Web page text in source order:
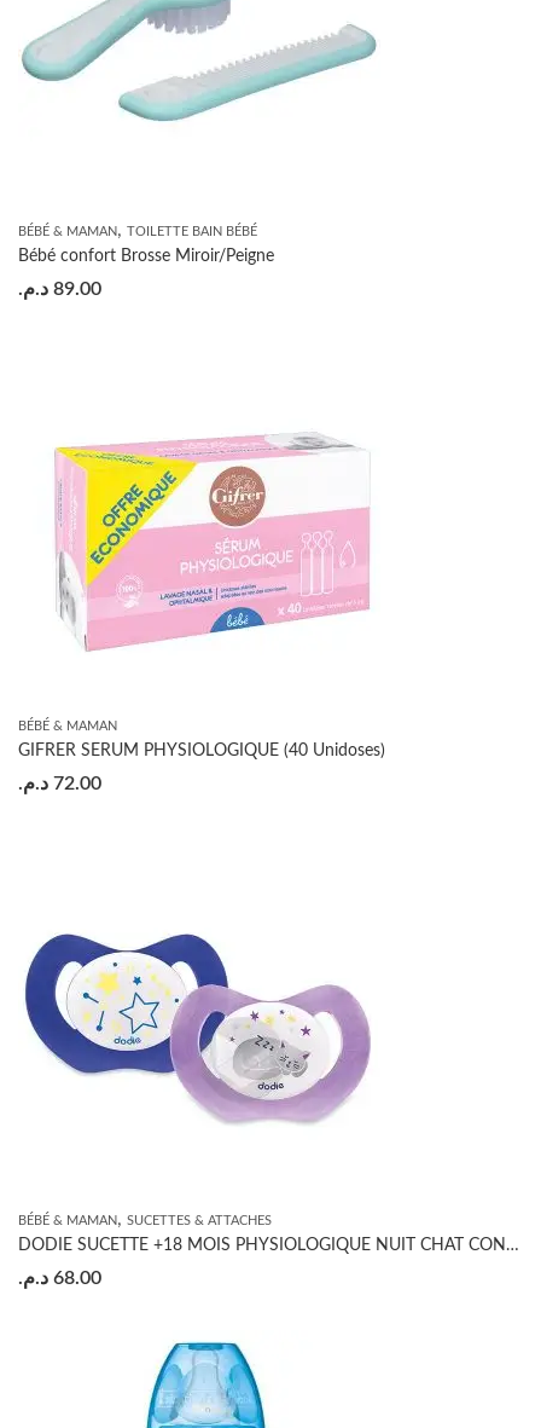
BÉBÉ & MAMAN, TOILETTE BAIN BÉBÉ
Bébé confort Brosse Miroir/Peigne
89.00 د.م.
BÉBÉ & MAMAN
GIFRER SERUM PHYSIOLOGIQUE (40 Unidoses)
72.00 د.م.
BÉBÉ & MAMAN, SUCETTES & ATTACHES
DODIE SUCETTE +18 MOIS PHYSIOLOGIQUE NUIT CHAT CONSTELLATIONS
68.00 د.م.